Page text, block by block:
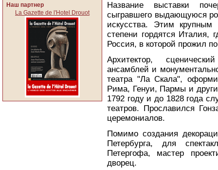
Наш партнер
La Gazette de l'Hotel Drouot
Название выставки
сыгравшего выдающуюся
искусства. Этим
степени гордятся Италия,
Россия, в которой прожил
Архитектор,
ансамблей и
театра "Ла Скала",
Рима, Генуи, Пармы и
1792 году и до 1828 года
театров. Прославился
церемониалов.
Помимо создания
Петербурга, для
Петергофа, мастер
дворец.